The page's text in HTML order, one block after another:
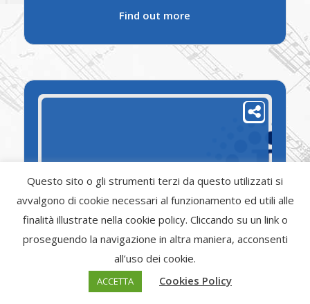
Find out more
19Settembre2021
CORI IN CASTELLO
Domenica 19 settembre 2021 alle ore
18:00Cortile interno del Castello scaligero
Questo sito o gli strumenti terzi da questo utilizzati si
avvalgono di cookie necessari al funzionamento ed utili alle
finalità illustrate nella cookie policy. Cliccando su un link o
proseguendo la navigazione in altra maniera, acconsenti
all’uso dei cookie.
ACCETTA Cookies Policy